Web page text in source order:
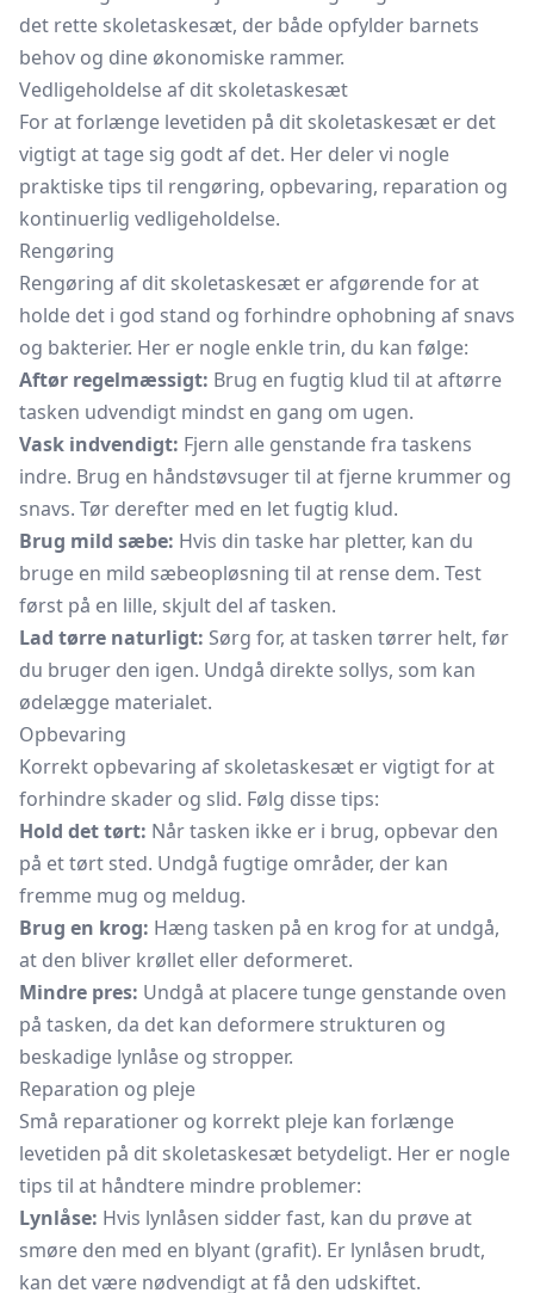
det rette skoletaskesæt, der både opfylder barnets
behov og dine økonomiske rammer.
Vedligeholdelse af dit skoletaskesæt
For at forlænge levetiden på dit skoletaskesæt er det
vigtigt at tage sig godt af det. Her deler vi nogle
praktiske tips til rengøring, opbevaring, reparation og
kontinuerlig vedligeholdelse.
Rengøring
Rengøring af dit skoletaskesæt er afgørende for at
holde det i god stand og forhindre ophobning af snavs
og bakterier. Her er nogle enkle trin, du kan følge:
Aftør regelmæssigt: Brug en fugtig klud til at aftørre
tasken udvendigt mindst en gang om ugen.
Vask indvendigt: Fjern alle genstande fra taskens
indre. Brug en håndstøvsugertil at fjerne krummer og
snavs. Tør derefter med en let fugtig klud.
Brug mild sæbe: Hvis din taske har pletter, kan du
bruge en mild sæbeopløsning til at rense dem. Test
først på en lille, skjult del af tasken.
Lad tørre naturligt: Sørg for, at tasken tørrer helt, før
du bruger den igen. Undgå direkte sollys, som kan
ødelægge materialet.
Opbevaring
Korrekt opbevaring af skoletaskesæt er vigtigt for at
forhindre skader og slid. Følg disse tips:
Hold det tørt: Når tasken ikke er i brug, opbevar den
på et tørt sted. Undgå fugtige områder, der kan
fremme mug og meldug.
Brug en krog: Hæng tasken på en krog for at undgå,
at den bliver krøllet eller deformeret.
Mindre pres: Undgå at placere tunge genstande oven
på tasken, da det kan deformere strukturen og
beskadige lynlåse og stropper.
Reparation og pleje
Små reparationer og korrekt pleje kan forlænge
levetiden på dit skoletaskesæt betydeligt. Her er nogle
tips til at håndtere mindre problemer:
Lynlåse: Hvis lynlåsen sidder fast, kan du prøve at
smøre den med en blyant (grafit). Er lynlåsen brudt,
kan det være nødvendigt at få den udskiftet.